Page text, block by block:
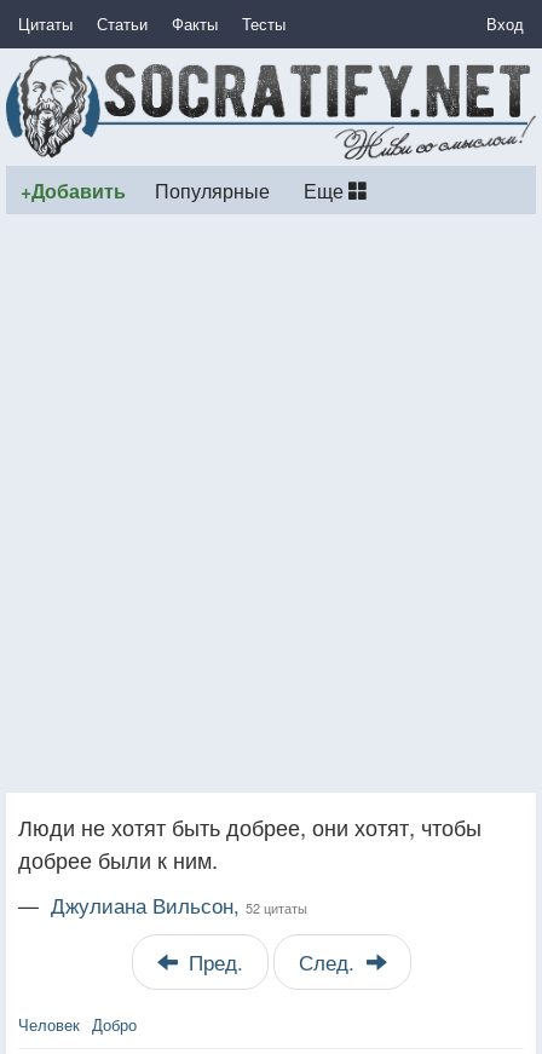
Цитаты Статьи Факты Тесты Вход
+Добавить Популярные Еще
Люди не хотят быть добрее, они хотят, чтобы
добрее были к ним.
— Джулиана Вильсон, 52 цитаты
Пред. След.
Человек Добро